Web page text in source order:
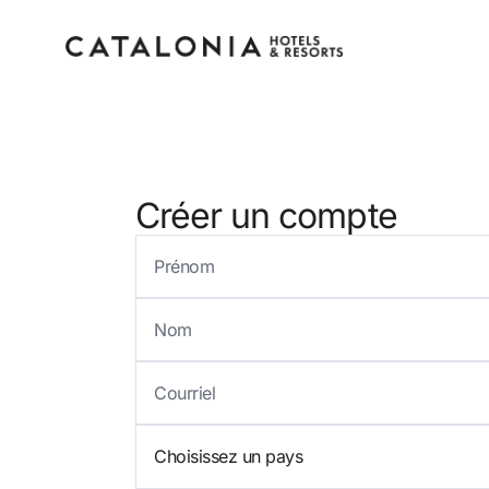
Connectez-vous à votre
compte
Créer un compte
Choisissez un pays